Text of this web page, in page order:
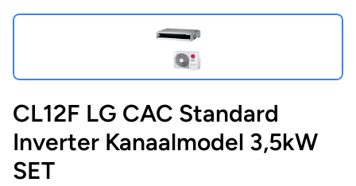
CL12F LG CAC Standard
Inverter Kanaalmodel 3,5kW
SET